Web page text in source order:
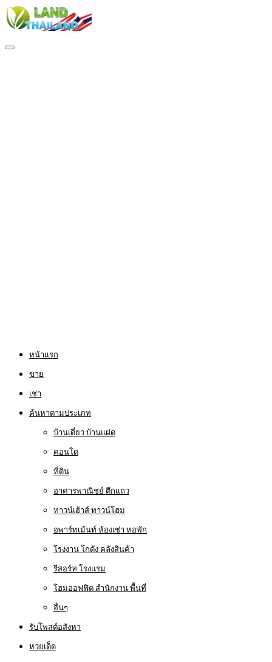
หน้าแรก
ขาย
เช่า
ค้นหาตามประเภท
บ้านเดี่ยว บ้านแฝด
คอนโด
ที่ดิน
อาคารพาณิชย์ ตึกแถว
ทาวน์เฮ้าส์ ทาวน์โฮม
อพาร์ทเม้นท์ ห้องเช่า หอพัก
โรงงาน โกดัง คลังสินค้า
รีสอร์ท โรงแรม
โฮมออฟฟิต สำนักงาน พื้นที่
อื่นๆ
รับโพสต์อสังหา
หวยเด็ด